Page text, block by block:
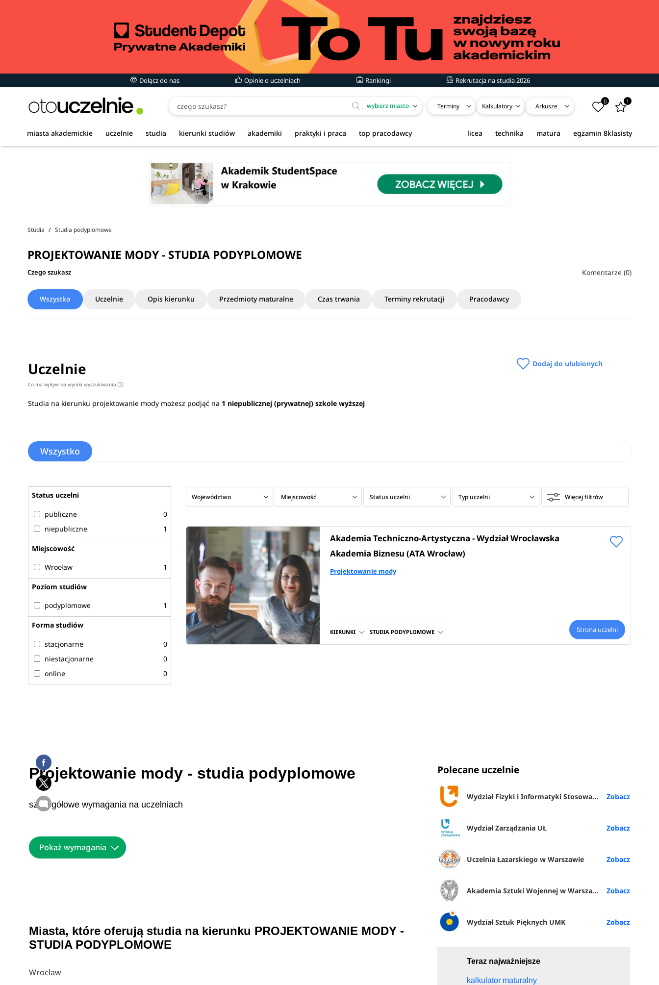
Dołącz do nas Opinie o uczelniach Rankingi Rekrutacja na studia 2026
wybierz miasto Terminy Kalkulatory Arkusze
0 1
miasta akademickie uczelnie studia kierunki studiów akademiki praktyki i praca top pracodawcy egzamin 8klasisty
matura
technika
licea
Studia Studia podyplomowe
PROJEKTOWANIE MODY - STUDIA PODYPLOMOWE
Czego szukasz Komentarze (0)
Wszystko Uczelnie Opis kierunku Przedmioty maturalne Czas trwania Terminy rekrutacji Pracodawcy
Uczelnie
Co ma wpływ na wyniki wyszukiwania i
Dodaj do ulubionych
Studia na kierunku projektowanie mody możesz podjąć na 1 niepublicznej (prywatnej) szkole wyższej
Wszystko
Województwo Miejscowość Status uczelni Typ uczelni Więcej filtrów
Akademia Techniczno-Artystyczna - Wydział Wrocławska
Akademia Biznesu (ATA Wrocław)
Projektowanie mody
KIERUNKI STUDIA PODYPLOMOWE Strona uczelni
Status uczelni
publiczne
0
niepubliczne
1
Miejscowość
Wrocław 1
Poziom studiów
podyplomowe 1
Forma studiów
stacjonarne
0
niestacjonarne
0
online
0
Projektowanie mody - studia podyplomowe
szczegółowe wymagania na uczelniach
Pokaż wymagania
Miasta, które oferują studia na kierunku PROJEKTOWANIE MODY -
STUDIA PODYPLOMOWE
Wrocław
Polecane uczelnie
Wydział Fizyki i Informatyki Stosowanej UŁ
Wydział Zarządzania UŁ
Uczelnia Łazarskiego w Warszawie
Akademia Sztuki Wojennej w Warszawie
Wydział Sztuk Pięknych UMK
Teraz najważniejsze
kalkulator maturalny